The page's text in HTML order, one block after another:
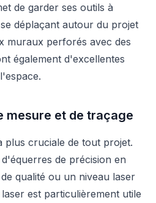
de garder ses outils à
déplaçant autour du projet
muraux perforés avec des
également d'excellentes
mesure et de traçage
plus cruciale de tout projet.
de précision en
qualité ou un niveau laser
est particulièrement utile